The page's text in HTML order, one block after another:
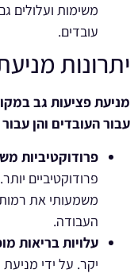
משימות ועלולים
עובדים.
יתרונות
מניעת פציעות גב
עבור העובדים והן
פרודוקטיביות
פרודוקטיביים
משמעותי את
העבודה.
עלויות בריאות
יקר. על ידי